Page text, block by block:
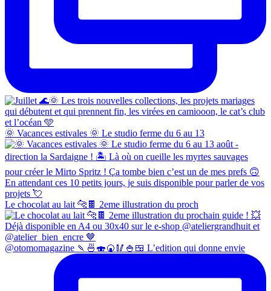
🌞 Vacances estivales 🌞 Le studio ferme du 6 au 13
Le chocolat au lait 🐆🍫 2eme illustration du proch
@otomomagazine 🍡🍜🍣🍘🥢🍚🍱 L’edition qui donne envie